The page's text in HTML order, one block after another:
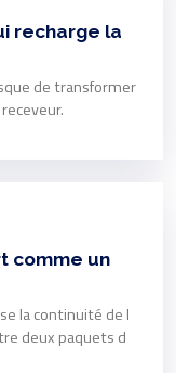
recharge la
de transformer
comme un
la continuité de l
deux paquets d